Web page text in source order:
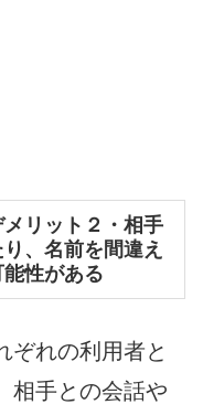
リット２・相手
、名前を間違え
性がある
ぞれの利用者と
相手との会話や